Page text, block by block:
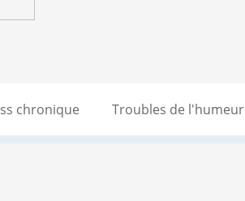
chronique Troubles de l'humeur